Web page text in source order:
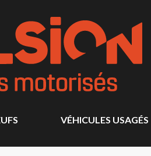
VÉHICULES USAGÉS